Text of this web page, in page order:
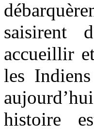
saisirent
accueillir
les
histoire